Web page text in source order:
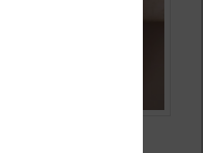
Bookeen Notéa